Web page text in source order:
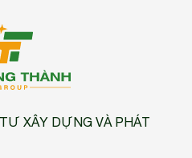
XÂY DỰNG VÀ PHÁT